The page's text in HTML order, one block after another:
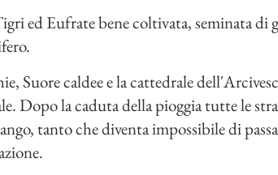
ed Eufrate bene coltivata, seminata di
Suore caldee e la cattedrale
Dopo la caduta della pioggia tutte le
tanto che diventa impossibile di